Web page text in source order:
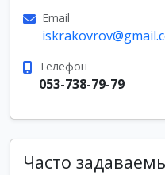
Email
Телефон
053-738-79-79
Часто